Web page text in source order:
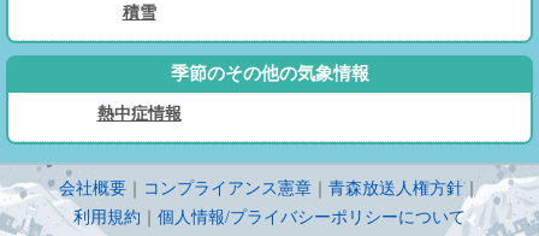
積雪
季節のその他の気象情報
熱中症情報
会社概要 コンプライアンス憲章 青森放送人権方針｜
利用規約
個人情報/プライバシーポリシーについて